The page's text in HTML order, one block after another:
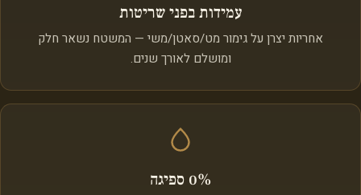
עמידות בפני שריטות
אחריות יצרן על גימור מט/סאטן/משי — המשטח נשאר חלק
ומושלם לאורך שנים.
0% ספיגה